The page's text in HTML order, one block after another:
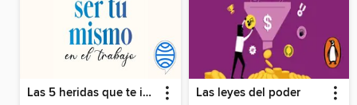
Las 5 heridas que te impiden ser tú mismo en el trabajo Las leyes del poder